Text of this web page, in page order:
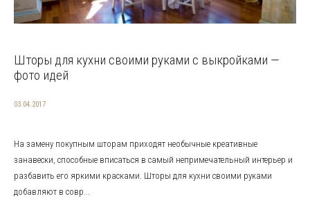
Шторы для кухни своими руками с выкройками —
фото идей
03.04.2017
На замену покупным шторам приходят необычные креативные
занавески, способные вписаться в самый непримечательный интерьер и
разбавить его яркими красками. Шторы для кухни своими руками
добавляют в совр...